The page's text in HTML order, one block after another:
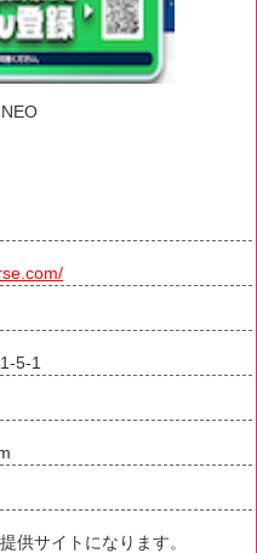
5-1
供サイトになります。